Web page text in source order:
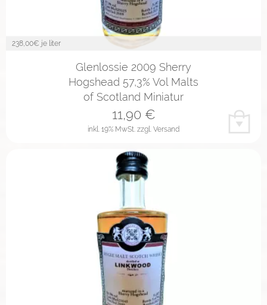
238,00€ je liter
Glenlossie 2009 Sherry
Hogshead 57,3% Vol Malts
of Scotland Miniatur
inkl. 19% MwSt. zzgl. Versand
11,90€